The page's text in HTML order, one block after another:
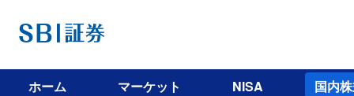
ホーム マーケット NISA 国内